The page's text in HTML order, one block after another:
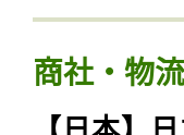
商社・物流
【日本】